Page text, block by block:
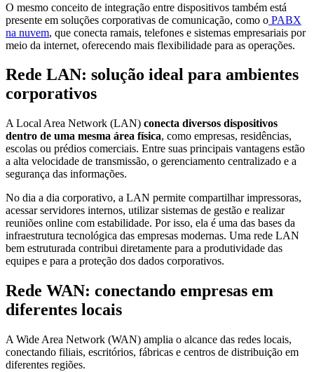
O mesmo conceito de integração entre dispositivos também está
presente em soluções corporativas de comunicação, como o PABX
na nuvem, que conecta ramais, telefones e sistemas empresariais por
meio da internet, oferecendo mais flexibilidade para as operações.
Rede LAN: solução ideal para ambientes
corporativos
A Local Area Network (LAN) conecta diversos dispositivos
dentro de uma mesma área física, como empresas, residências,
escolas ou prédios comerciais. Entre suas principais vantagens estão
a alta velocidade de transmissão, o gerenciamento centralizado e a
segurança das informações.
No dia a dia corporativo, a LAN permite compartilhar impressoras,
acessar servidores internos, utilizar sistemas de gestão e realizar
reuniões online com estabilidade. Por isso, ela é uma das bases da
infraestrutura tecnológica das empresas modernas. Uma rede LAN
bem estruturada contribui diretamente para a produtividade das
equipes e para a proteção dos dados corporativos.
Rede WAN: conectando empresas em
diferentes locais
A Wide Area Network (WAN) amplia o alcance das redes locais,
conectando filiais, escritórios, fábricas e centros de distribuição em
diferentes regiões.